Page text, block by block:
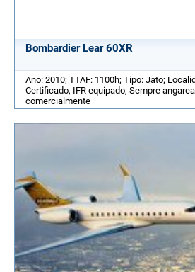
Bombardier Lear 60XR
Ano: 2010; TTAF: 1100h; Tipo: Jato;
Certificado, IFR equipado, Sempre
comercialmente